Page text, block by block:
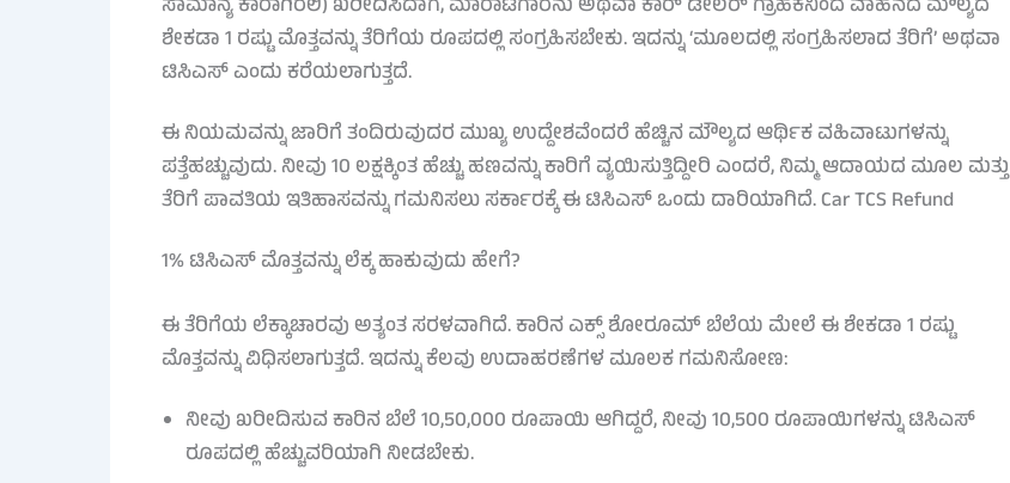
ಸಾಮಾನ್ಯ ಕಾರಾಗಿರಲಿ) ಖರೀದಿಸಿದಾಗ, ಮಾರಾಟಗಾರನು ಅಥವಾ ಕಾರ್ ಡೀಲರ್ ಗ್ರಾಹಕನಿಂದ ವಾಹನದ ಮೌಲ್ಯದ
ಶೇಕಡಾ 1 ರಷ್ಟು ಮೊತ್ತವನ್ನು ತೆರಿಗೆಯ ರೂಪದಲ್ಲಿ ಸಂಗ್ರಹಿಸಬೇಕು. ಇದನ್ನು ‘ಮೂಲದಲ್ಲಿ ಸಂಗ್ರಹಿಸಲಾದ ತೆರಿಗೆ’ ಅಥವಾ
ಟಿಸಿಎಸ್ ಎಂದು ಕರೆಯಲಾಗುತ್ತದೆ.
ಈ ನಿಯಮವನ್ನು ಜಾರಿಗೆ ತಂದಿರುವುದರ ಮುಖ್ಯ ಉದ್ದೇಶವೆಂದರೆ ಹೆಚ್ಚಿನ ಮೌಲ್ಯದ ಆರ್ಥಿಕ ವಹಿವಾಟುಗಳನ್ನು
ಪತ್ತೆಹಚ್ಚುವುದು. ನೀವು 10 ಲಕ್ಷಕ್ಕಿಂತ ಹೆಚ್ಚು ಹಣವನ್ನು ಕಾರಿಗೆ ವ್ಯಯಿಸುತ್ತಿದ್ದೀರಿ ಎಂದರೆ, ನಿಮ್ಮ ಆದಾಯದ ಮೂಲ ಮತ್ತು
ತೆರಿಗೆ ಪಾವತಿಯ ಇತಿಹಾಸವನ್ನು ಗಮನಿಸಲು ಸರ್ಕಾರಕ್ಕೆ ಈ ಟಿಸಿಎಸ್ ಒಂದು ದಾರಿಯಾಗಿದೆ. Car TCS Refund
1% ಟಿಸಿಎಸ್ ಮೊತ್ತವನ್ನು ಲೆಕ್ಕ ಹಾಕುವುದು ಹೇಗೆ?
ಈ ತೆರಿಗೆಯ ಲೆಕ್ಕಾಚಾರವು ಅತ್ಯಂತ ಸರಳವಾಗಿದೆ. ಕಾರಿನ ಎಕ್ಸ್ ಶೋರೂಮ್ ಬೆಲೆಯ ಮೇಲೆ ಈ ಶೇಕಡಾ 1 ರಷ್ಟು
ಮೊತ್ತವನ್ನು ವಿಧಿಸಲಾಗುತ್ತದೆ. ಇದನ್ನು ಕೆಲವು ಉದಾಹರಣೆಗಳ ಮೂಲಕ ಗಮನಿಸೋಣ:
ನೀವು ಖರೀದಿಸುವ ಕಾರಿನ ಬೆಲೆ 10,50,000 ರೂಪಾಯಿ ಆಗಿದ್ದರೆ, ನೀವು 10,500 ರೂಪಾಯಿಗಳನ್ನು ಟಿಸಿಎಸ್
ರೂಪದಲ್ಲಿ ಹೆಚ್ಚುವರಿಯಾಗಿ ನೀಡಬೇಕು.